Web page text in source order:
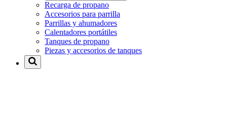
Recarga de propano
Accesorios para parrilla
Parrillas y ahumadores
Calentadores portátiles
Tanques de propano
Piezas y accesorios de tanques